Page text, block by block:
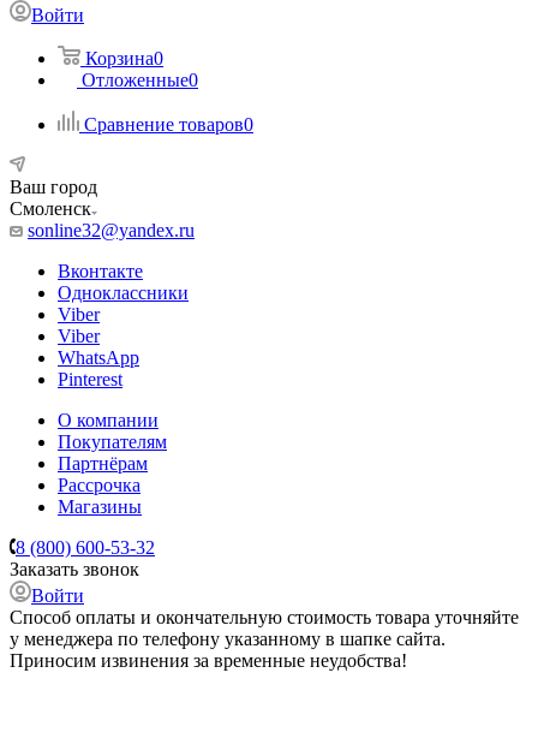
Войти
Корзина0
Отложенные0
Сравнение товаров0
Ваш город
Смоленск
sonline32@yandex.ru
Вконтакте
Одноклассники
Viber
Viber
WhatsApp
Pinterest
О компании
Покупателям
Партнёрам
Рассрочка
Магазины
8 (800) 600-53-32
Заказать звонок
Войти
Способ оплаты и окончательную стоимость товара уточняйте
у менеджера по телефону указанному в шапке сайта.
Приносим извинения за временные неудобства!